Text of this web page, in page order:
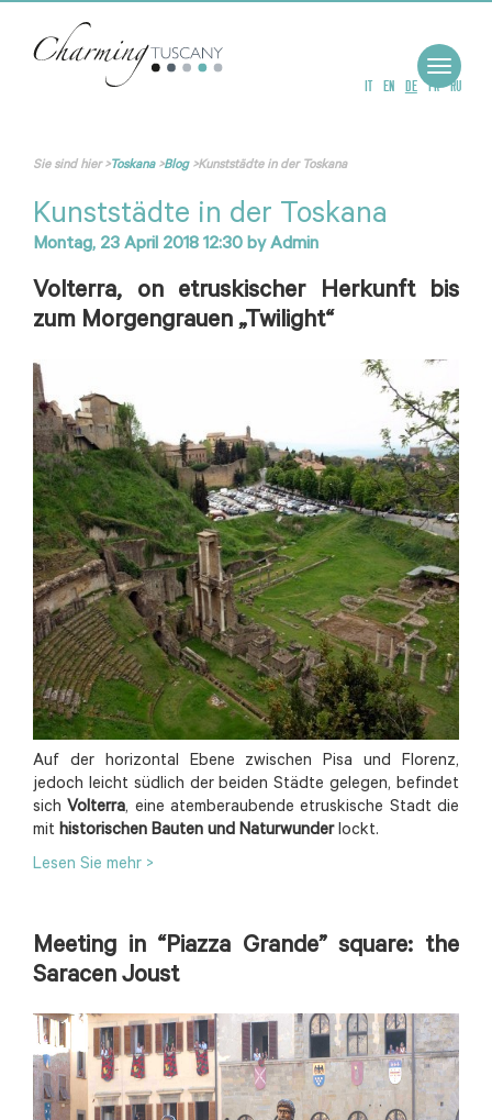
IT EN DE FR RU
Toggle
Sie sind hier>Toskana>Blog>Kunststädte in der Toskana
Kunststädte in der Toskana
Montag, 23 April 2018 12:30 byAdmin
Volterra, on etruskischer Herkunft bis
zum Morgengrauen „Twilight“
Auf der horizontal Ebene zwischen Pisa und Florenz,
jedoch leicht südlich der beiden Städte gelegen, befindet
sich Volterra, eine atemberaubende etruskische Stadt die
mit historischen Bauten und Naturwunderlockt.
Lesen Sie mehr >
Meeting in “Piazza Grande” square: the
Saracen Joust